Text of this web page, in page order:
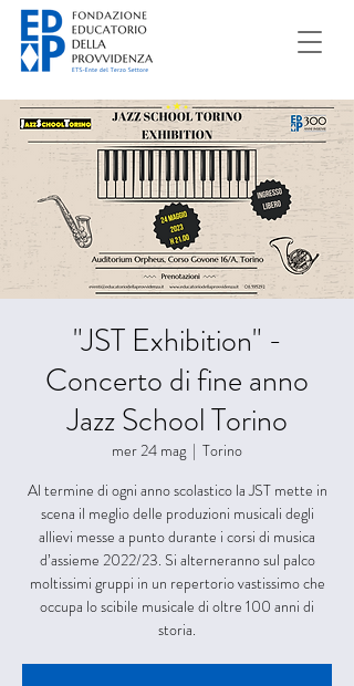
"JST Exhibition" -
Concerto di fine anno
Jazz School Torino
mer 24 mag
  |
Torino
Al termine di ogni anno scolastico la JST mette in
scena il meglio delle produzioni musicali degli
allievi messe a punto durante i corsi di musica
d’assieme 2022/23. Si alterneranno sul palco
moltissimi gruppi in un repertorio vastissimo che
occupa lo scibile musicale di oltre 100 anni di
storia.